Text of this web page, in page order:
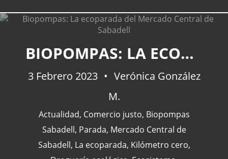
BIOPOMPAS: LA ECOPARADA DEL MERCADO CENTRAL DE SABADELL
3 Febrero 2023
Verónica González
M.
Actualidad, Comercio justo, Biopompas
Sabadell, Parada, Mercado Central de
Sabadell, La ecoparada, Kilómetro cero,
Actualidad(227)
España(77)
Barcelona(47)
Europa(47)